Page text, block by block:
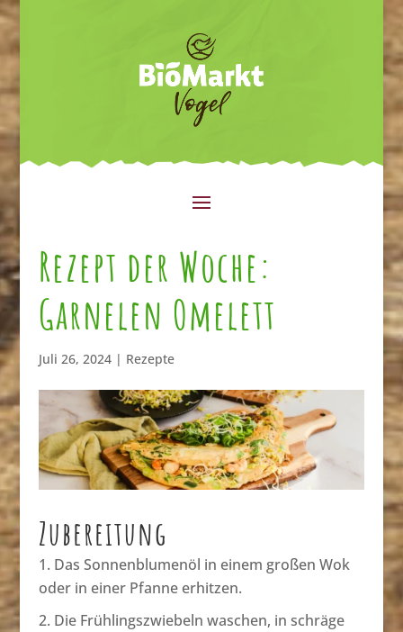
Rezept der Woche:
Garnelen Omelett
Juli 26, 2024| Rezepte
Zubereitung
Das Sonnenblumenöl in einem großen Wok
oder in einer Pfanne erhitzen.
Die Frühlingszwiebeln waschen, in schräge